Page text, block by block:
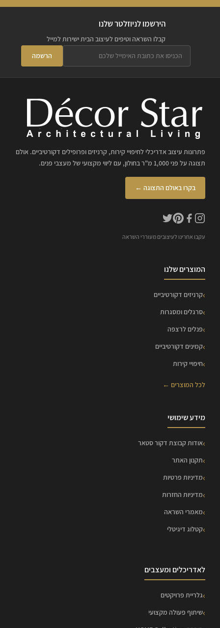
הירשמו לניוזלטר שלנו
קבלו השראה וטיפים לעיצוב הבית ישירות למייל
הרשמה
פתרונות עיצוב אדריכלי לחיפויי קירות, קרניזים ופרופילים דקורטיביים. אולם
תצוגה על פני 1,000 מ"ר בחולון, עם ליווי מקצועי של מעצבי פנים.
בקרו באולם התצוגה ←
עקבו אחרינו לעיצובים מעוררי השראה
המוצרים שלנו
קרניזים דקורטיביים
סרגלים ומסגרות
פנלים לרצפה
קמינים דקורטיביים
חיפויי קירות
לכל המוצרים ←
מידע שימושי
אודות קבוצת דקור סטאר
תקנון האתר
מדיניות פרטיות
מדיניות החזרות
מאמרי השראה
קטלוג דיגיטלי
לאדריכלים ומעצבים
גלריית פרויקטים
שיתוף פעולה מקצועי